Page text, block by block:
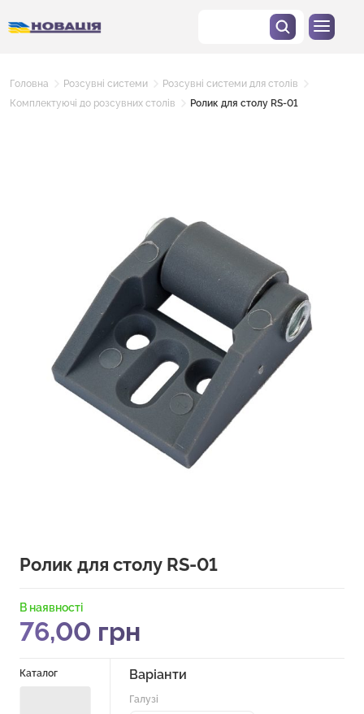
Головна Розсувні системи
Розсувні системи для столів
Комплектуючі до розсувних столів
Ролик для столу RS-01
Ролик для столу RS-01
В наявності
76,00 грн
Каталог Варіанти
Галузі